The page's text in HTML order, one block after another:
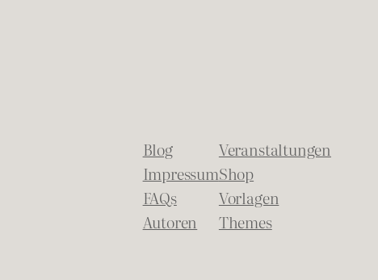
Blog
Impressum
FAQs
Autoren
Veranstaltungen
Shop
Vorlagen
Themes